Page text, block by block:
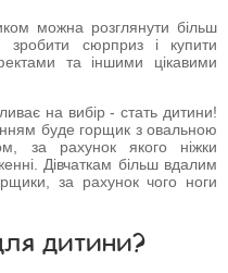
можна розглянути більш
сюрприз і купити
та іншими цікавими
на вибір - стать дитини!
буде горщик з овальною
за рахунок якого ніжки
Дівчаткам більш вдалим
за рахунок чого ноги
дитини?